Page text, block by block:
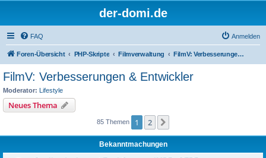
der-domi.de
FAQ Anmelden
Foren-Übersicht PHP-Skripte Filmverwaltung FilmV: Verbesserungen & Entwickler
FilmV: Verbesserungen & Entwickler
Moderator: Lifestyle
Neues Thema
85 Themen 1 2
Bekanntmachungen